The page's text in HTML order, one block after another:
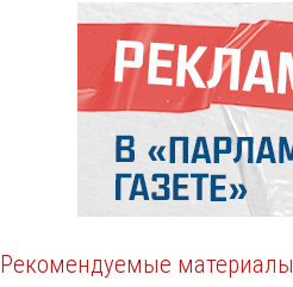
Рекомендуемые материалы